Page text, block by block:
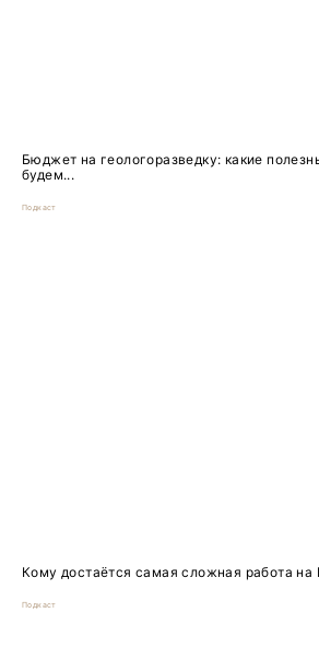
Бюджет на геологоразведку: какие
будем...
Подкаст
Кому достаётся самая сложная работа на
Подкаст